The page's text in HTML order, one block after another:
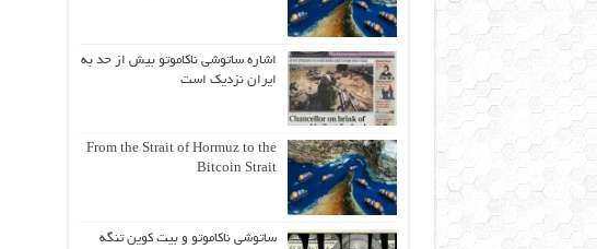
اشاره ساتوشی ناکاموتو بیش از حد به
ایران نزدیک است
From the Strait of Hormuz to the
Bitcoin Strait
ساتوشی ناکاموتو و بیت کوین تنگه